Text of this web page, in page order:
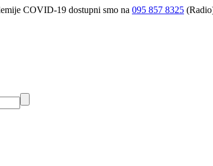
COVID-19 dostupni smo na 095 857 8325